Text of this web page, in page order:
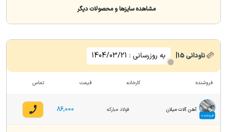
مشاهده سایزها و محصولات دیگر
ناودانی15
| به روزرسانی : 1404/03/21
فروشنده کارخانه قیمت تماس
فروشنده
آهن آلات میلان فولاد مبارکه 86,000